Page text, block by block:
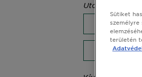
Utolsó frissítés
Sütiket
területén